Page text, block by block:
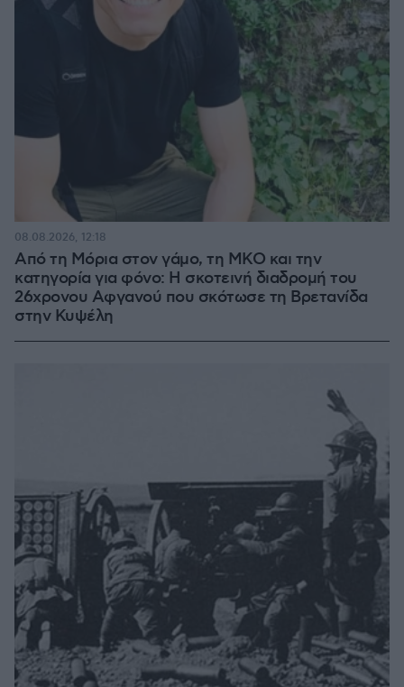
Από τη Μόρια στον γάμο, τη ΜΚΟ και την
κατηγορία για φόνο: Η σκοτεινή διαδρομή του
26χρονου Αφγανού που σκότωσε τη Βρετανίδα
στην Κυψέλη
08.08.2026, 12:18